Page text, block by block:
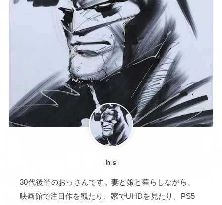
his
30代後半のおっさんです。妻と娘と暮らしながら、
映画館で注目作を観たり、家でUHDを見たり、PS5